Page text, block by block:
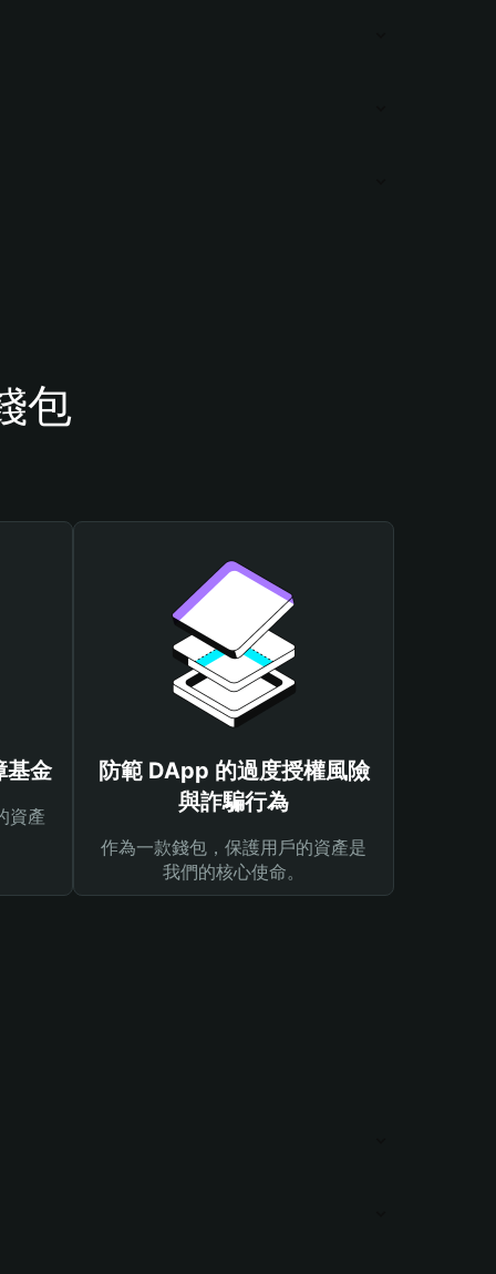
包
金
資產
防範 DApp 的過度授權風險
與詐騙行為
作為一款錢包，保護用戶的資產是
我們的核心使命。